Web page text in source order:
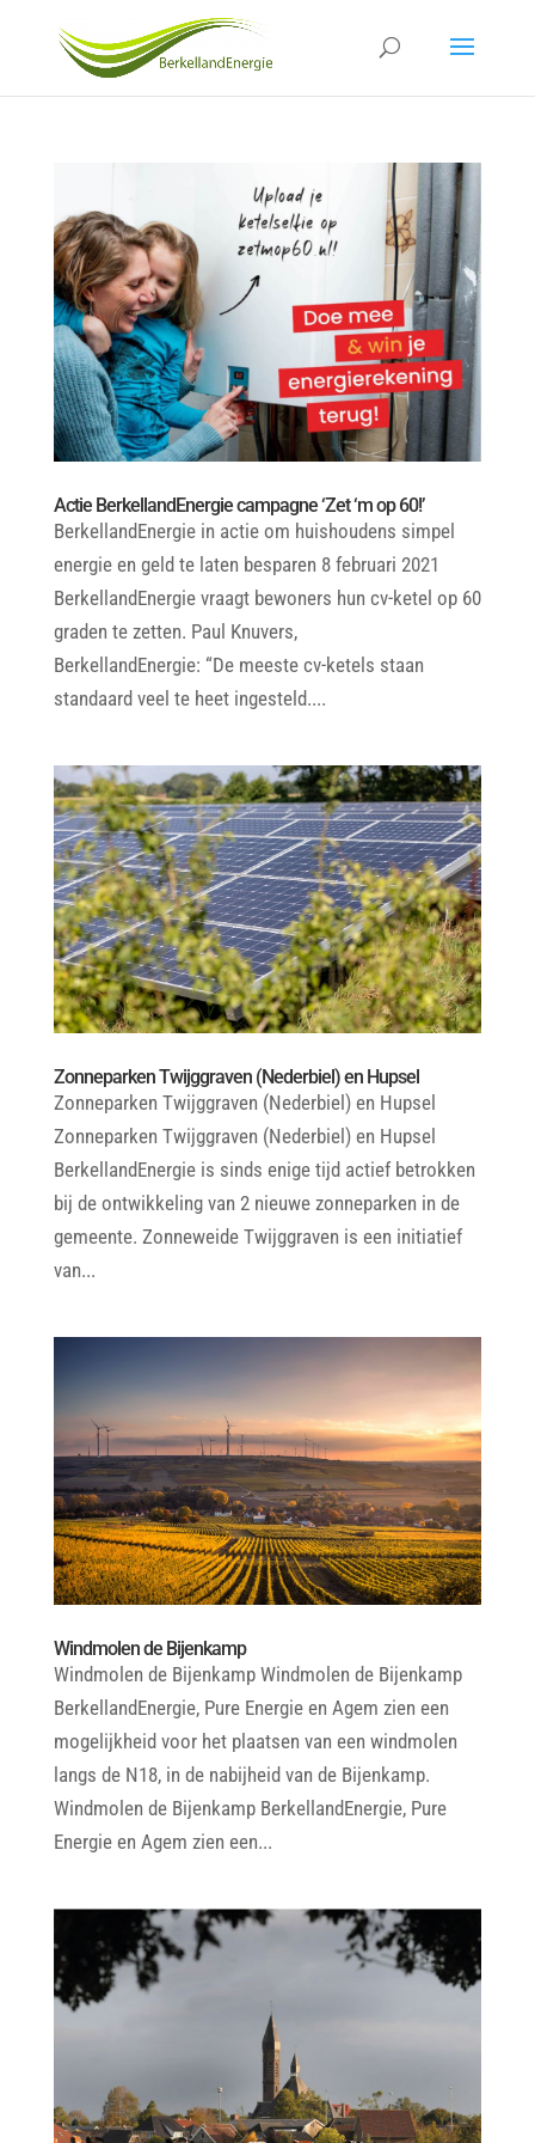
Actie BerkellandEnergie campagne ‘Zet ‘m op 60!’
BerkellandEnergie in actie om huishoudens simpel
energie en geld te laten besparen 8 februari 2021
BerkellandEnergie vraagt bewoners hun cv-ketel op 60
graden te zetten. Paul Knuvers,
BerkellandEnergie: “De meeste cv-ketels staan
standaard veel te heet ingesteld....
Zonneparken Twijggraven (Nederbiel) en Hupsel
Zonneparken Twijggraven (Nederbiel) en Hupsel
Zonneparken Twijggraven (Nederbiel) en Hupsel
BerkellandEnergie is sinds enige tijd actief betrokken
bij de ontwikkeling van 2 nieuwe zonneparken in de
gemeente. Zonneweide Twijggraven is een initiatief
van...
Windmolen de Bijenkamp
Windmolen de Bijenkamp Windmolen de Bijenkamp
BerkellandEnergie, Pure Energie en Agem zien een
mogelijkheid voor het plaatsen van een windmolen
langs de N18, in de nabijheid van de Bijenkamp.
Windmolen de Bijenkamp BerkellandEnergie, Pure
Energie en Agem zien een...